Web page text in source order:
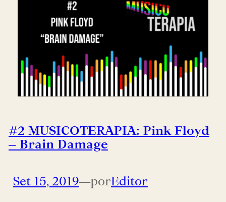
#2 MUSICOTERAPIA: Pink Floyd
– Brain Damage
Set 15, 2019—porEditor